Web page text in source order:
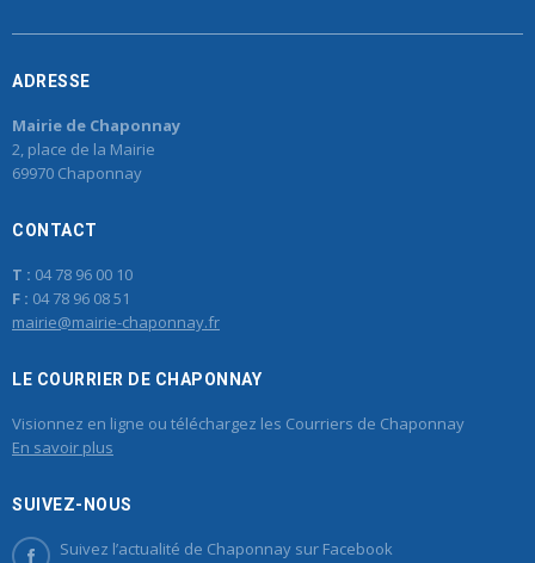
ADRESSE
Mairie de Chaponnay
2, place de la Mairie
69970 Chaponnay
CONTACT
T : 04 78 96 00 10
F : 04 78 96 08 51
mairie@mairie-chaponnay.fr
LE COURRIER DE CHAPONNAY
Visionnez en ligne ou téléchargez les Courriers de Chaponnay
En savoir plus
SUIVEZ-NOUS
Suivez l’actualité de Chaponnay sur Facebook